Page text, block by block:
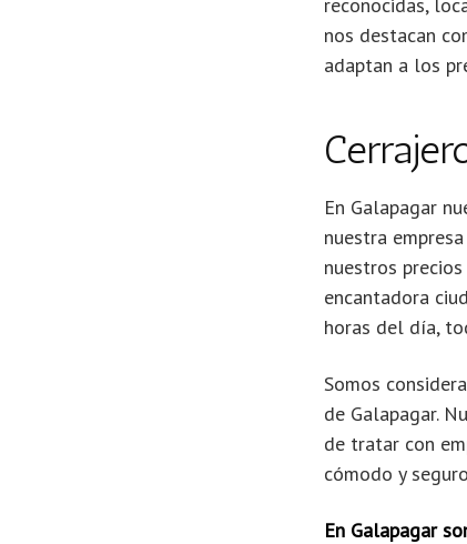
nos destacan
adaptan a los
En Galapagar
nuestra
nuestros
encantadora
horas del día,
Somos
de Galapagar.
de tratar con
cómodo y
En Galapagar